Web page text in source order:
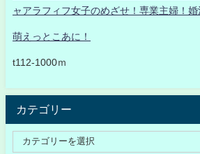
ャアラフィフ女子のめざせ！専業主婦！
萌えっとこあに！
t112-1000ｍ
カテゴリー